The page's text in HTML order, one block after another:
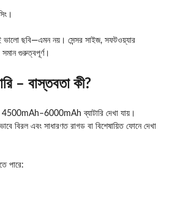
ভালো ছবি—এমন নয়। সেন্সর সাইজ, সফটওয়্যার
সমান গুরুত্বপূর্ণ।
– বাস্তবতা কী?
4500mAh–6000mAh ব্যাটারি দেখা যায়।
বিরল এবং সাধারণত রাগড বা বিশেষায়িত ফোনে দেখা
পারে: